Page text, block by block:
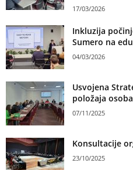
17/03/2026
Inkluzija
Sumero na
04/03/2026
Usvojena
položaja
07/11/2025
Konsultacije
23/10/2025